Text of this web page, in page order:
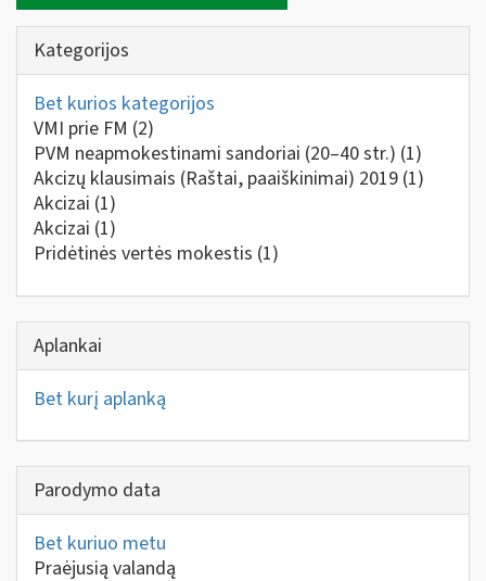
Kategorijos
Bet kurios kategorijos
VMI prie FM (2)
PVM neapmokestinami sandoriai (20–40 str.) (1)
Akcizų klausimais (Raštai, paaiškinimai) 2019 (1)
Akcizai (1)
Akcizai (1)
Pridėtinės vertės mokestis (1)
Aplankai
Bet kurį aplanką
Parodymo data
Bet kuriuo metu
Praėjusią valandą